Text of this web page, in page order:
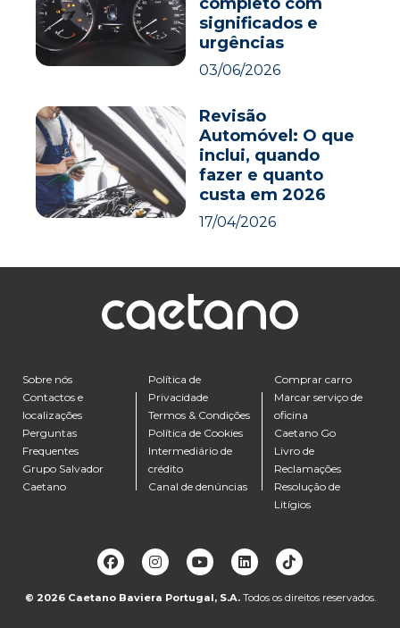
completo com
significados e
urgências
03/06/2026
Revisão
Automóvel: O que
inclui, quando
fazer e quanto
custa em 2026
17/04/2026
Sobre nós
Contactos e
localizações
Perguntas
Frequentes
Grupo Salvador
Caetano
Política de
Privacidade
Termos & Condições
Política de Cookies
Intermediário de
crédito
Canal de denúncias
Comprar carro
Marcar serviço de
oficina
Caetano Go
Livro de
Reclamações
Resolução de
Litígios
© 2026 Caetano Baviera Portugal, S.A. Todos os direitos reservados.